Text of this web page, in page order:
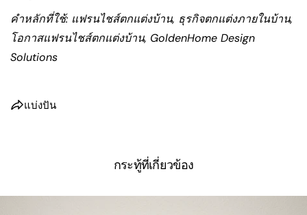
คำหลักที่ใช้: แฟรนไชส์ตกแต่งบ้าน, ธุรกิจตกแต่งภายในบ้าน,
โอกาสแฟรนไชส์ตกแต่งบ้าน, GoldenHome Design
Solutions
แบ่งปัน
กระทู้ที่เกี่ยวข้อง